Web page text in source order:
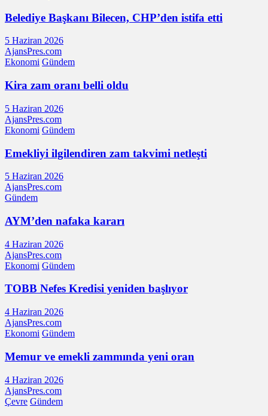
Belediye Başkanı Bilecen, CHP’den istifa etti
5 Haziran 2026
AjansPres.com
Ekonomi Gündem
Kira zam oranı belli oldu
5 Haziran 2026
AjansPres.com
Ekonomi Gündem
Emekliyi ilgilendiren zam takvimi netleşti
5 Haziran 2026
AjansPres.com
Gündem
AYM’den nafaka kararı
4 Haziran 2026
AjansPres.com
Ekonomi Gündem
TOBB Nefes Kredisi yeniden başlıyor
4 Haziran 2026
AjansPres.com
Ekonomi Gündem
Memur ve emekli zammında yeni oran
4 Haziran 2026
AjansPres.com
Çevre Gündem